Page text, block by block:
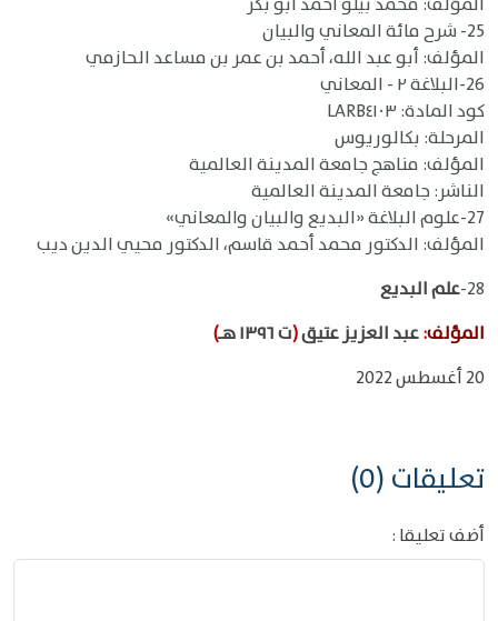
25- شرح مائة المعاني والبيان
المؤلف: أبو عبد الله، أحمد بن عمر بن مساعد الحازمي
26-البلاغة ٢ - المعاني
كود المادة: LARB٤١٠٣
المرحلة: بكالوريوس
المؤلف: مناهج جامعة المدينة العالمية
الناشر: جامعة المدينة العالمية
27-علوم البلاغة «البديع والبيان والمعاني»
المؤلف: الدكتور محمد أحمد قاسم، الدكتور محيي الدين ديب
28- علم البديع
المؤلف:عبد العزيز عتيق(ت ١٣٩٦ هـ
)
20 أغسطس 2022
تعليقات (0)
أضف تعليقا :